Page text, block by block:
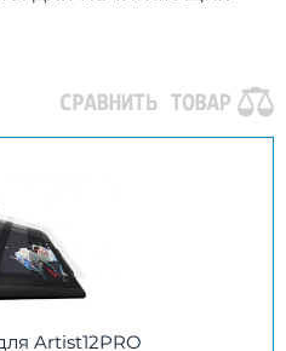
Artist12PRO